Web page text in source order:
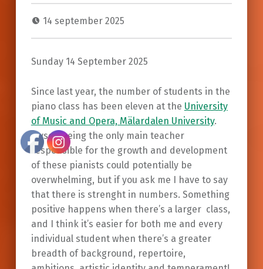
14 september 2025
Sunday 14 September 2025
Since last year, the number of students in the
piano class has been eleven at the University
of Music and Opera, Mälardalen University.
Myself being the only main teacher
responsible for the growth and development
of these pianists could potentially be
overwhelming, but if you ask me I have to say
that there is strenght in numbers. Something
positive happens when there’s a larger class,
and I think it’s easier for both me and every
individual student when there’s a greater
breadth of background, repertoire,